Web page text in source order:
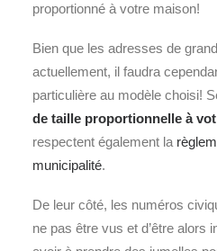
proportionné à votre maison!
Bien que les adresses de
actuellement, il faudra
particulière au modèle choisi!
de taille proportionnelle à
respectent également la
municipalité.
De leur côté, les numéros
ne pas être vus et d’être alors